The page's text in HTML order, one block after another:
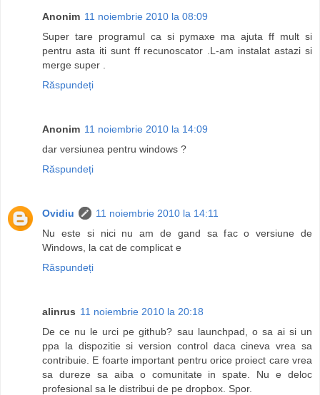
Anonim 11 noiembrie 2010 la 08:09
Super tare programul ca si pymaxe ma ajuta ff mult si
pentru asta iti sunt ff recunoscator .L-am instalat astazi si
merge super .
Răspundeți
Anonim 11 noiembrie 2010 la 14:09
dar versiunea pentru windows ?
Răspundeți
Ovidiu
11 noiembrie 2010 la 14:11
Nu este si nici nu am de gand sa fac o versiune de
Windows, la cat de complicat e
Răspundeți
alinrus 11 noiembrie 2010 la 20:18
De ce nu le urci pe github? sau launchpad, o sa ai si un
ppa la dispozitie si version control daca cineva vrea sa
contribuie. E foarte important pentru orice proiect care vrea
sa dureze sa aiba o comunitate in spate. Nu e deloc
profesional sa le distribui de pe dropbox. Spor.